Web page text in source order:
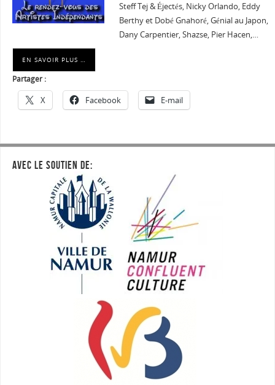
Steff Tej & Éjectés, Nicky Orlando, Eddy
Berthy et Dobé Gnahoré, Génial au Japon,
Dany Carpentier, Shazse, Pier Hacen,…
EN SAVOIR PLUS …
Partager :
X Facebook E-mail
AVEC LE SOUTIEN DE: